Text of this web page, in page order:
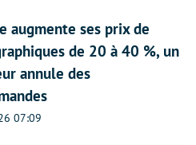
augmente ses prix de
de 20 à 40 %, un
annule des
07:09